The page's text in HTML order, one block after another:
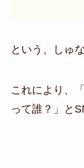
という、 しゅ
これにより、
って誰？」と